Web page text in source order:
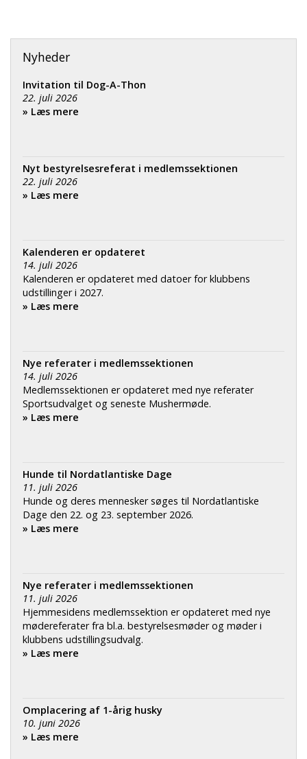
Nyheder
Invitation til Dog-A-Thon
22. juli 2026
» Læs mere
Nyt bestyrelsesreferat i medlemssektionen
22. juli 2026
» Læs mere
Kalenderen er opdateret
14. juli 2026
Kalenderen er opdateret med datoer for klubbens
udstillinger i 2027.
» Læs mere
Nye referater i medlemssektionen
14. juli 2026
Medlemssektionen er opdateret med nye referater
Sportsudvalget og seneste Mushermøde.
» Læs mere
Hunde til Nordatlantiske Dage
11. juli 2026
Hunde og deres mennesker søges til Nordatlantiske
Dage den 22. og 23. september 2026.
» Læs mere
Nye referater i medlemssektionen
11. juli 2026
Hjemmesidens medlemssektion er opdateret med nye
mødereferater fra bl.a. bestyrelsesmøder og møder i
klubbens udstillingsudvalg.
» Læs mere
Omplacering af 1-årig husky
10. juni 2026
» Læs mere